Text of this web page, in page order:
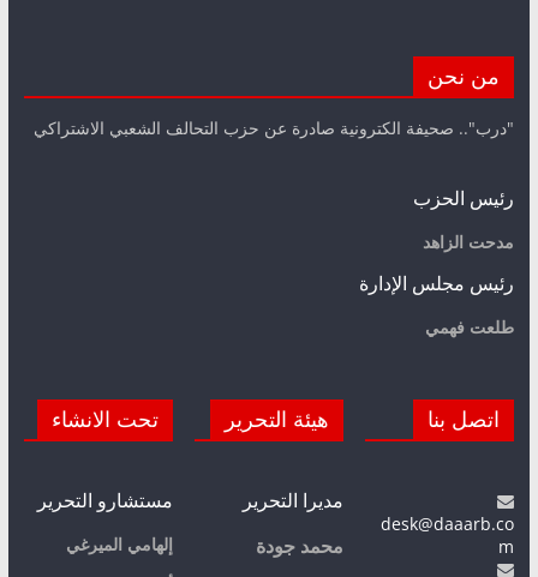
من نحن
"درب".. صحيفة الكترونية صادرة عن حزب التحالف الشعبي الاشتراكي
رئيس الحزب
مدحت الزاهد
رئيس مجلس الإدارة
طلعت فهمي
اتصل بنا
desk@daaarb.co
m
هيئة التحرير
مديرا التحرير
محمد جودة
تحت الانشاء
مستشارو التحرير
إلهامي الميرغي